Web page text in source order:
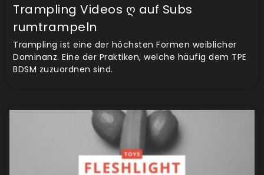
Trampling Videos ღ auf Subs
rumtrampeln
Trampling ist eine der höchsten Formen weiblicher
Dominanz. Eine der Praktiken, welche häufig dem TPE
BDSM zuzuordnen sind.